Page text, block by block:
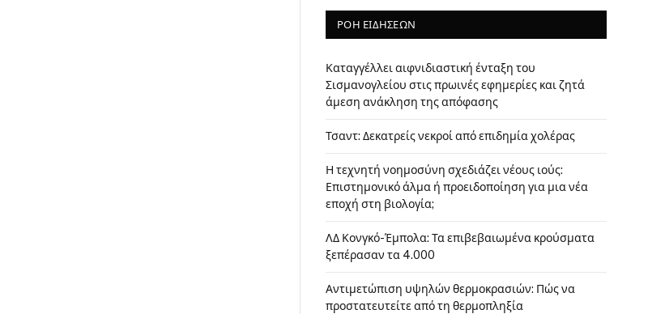
ΡΟΗ ΕΙΔΗΣΕΩΝ
Καταγγέλλει αιφνιδιαστική ένταξη του
Σισμανογλείου στις πρωινές εφημερίες και ζητά
άμεση ανάκληση της απόφασης
Τσαντ: Δεκατρείς νεκροί από επιδημία χολέρας
Η τεχνητή νοημοσύνη σχεδιάζει νέους ιούς:
Επιστημονικό άλμα ή προειδοποίηση για μια νέα
εποχή στη βιολογία;
ΛΔ Κονγκό-Έμπολα: Τα επιβεβαιωμένα κρούσματα
ξεπέρασαν τα 4.000
Αντιμετώπιση υψηλών θερμοκρασιών: Πώς να
προστατευτείτε από τη θερμοπληξία